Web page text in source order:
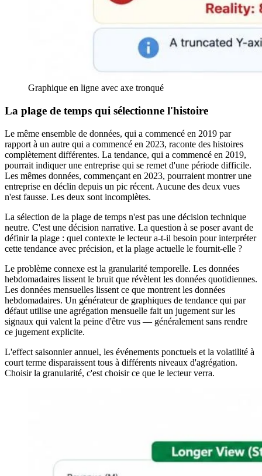
Graphique en ligne avec axe tronqué
La plage de temps qui sélectionne l'histoire
Le même ensemble de données, qui a commencé en 2019 par
rapport à un autre qui a commencé en 2023, raconte des histoires
complètement différentes. La tendance, qui a commencé en 2019,
pourrait indiquer une entreprise qui se remet d'une période difficile.
Les mêmes données, commençant en 2023, pourraient montrer une
entreprise en déclin depuis un pic récent. Aucune des deux vues
n'est fausse. Les deux sont incomplètes.
La sélection de la plage de temps n'est pas une décision technique
neutre. C'est une décision narrative. La question à se poser avant de
définir la plage : quel contexte le lecteur a-t-il besoin pour interpréter
cette tendance avec précision, et la plage actuelle le fournit-elle ?
Le problème connexe est la granularité temporelle. Les données
hebdomadaires lissent le bruit que révèlent les données quotidiennes.
Les données mensuelles lissent ce que montrent les données
hebdomadaires. Un générateur de graphiques de tendance qui par
défaut utilise une agrégation mensuelle fait un jugement sur les
signaux qui valent la peine d'être vus — généralement sans rendre
ce jugement explicite.
L'effect saisonnier annuel, les événements ponctuels et la volatilité à
court terme disparaissent tous à différents niveaux d'agrégation.
Choisir la granularité, c'est choisir ce que le lecteur verra.